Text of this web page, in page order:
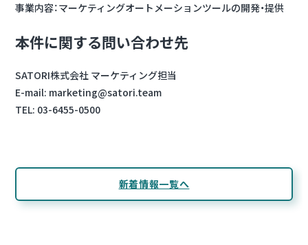
事業内容：マーケティングオートメーションツールの開発・提供
本件に関する問い合わせ先
SATORI株式会社 マーケティング担当
E-mail: marketing@satori.team
TEL: 03-6455-0500
新着情報一覧へ